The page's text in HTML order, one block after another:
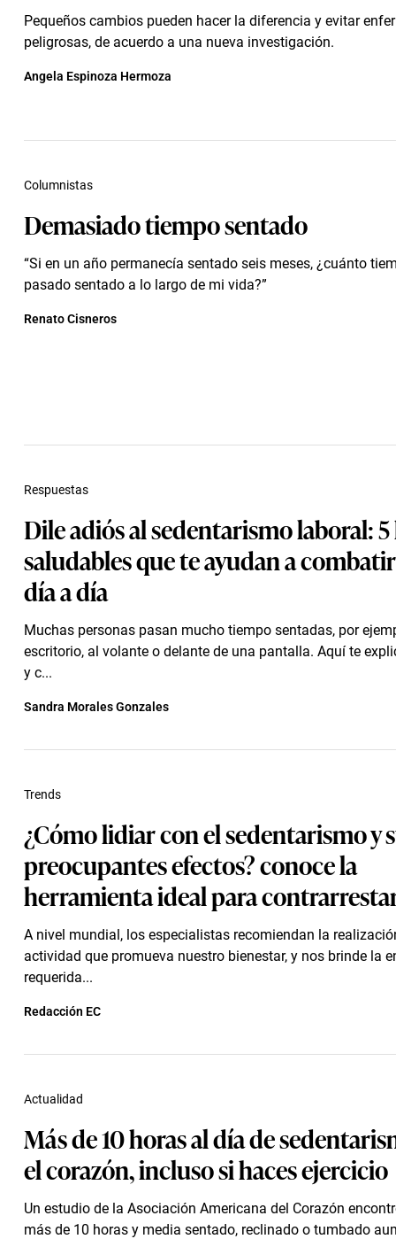
Pequeños cambios pueden hacer la diferencia y evitar
peligrosas, de acuerdo a una nueva investigación.
Angela Espinoza Hermoza
Demasiado tiempo sentado
“Si en un año permanecía sentado seis meses, ¿cuánto
pasado sentado a lo largo de mi vida?”
Columnistas
Renato Cisneros
Dile adiós al sedentarismo laboral:
saludables que te ayudan a
día a día
Muchas personas pasan mucho tiempo sentadas, por
escritorio, al volante o delante de una pantalla. Aquí te
y c...
Respuestas
Sandra Morales Gonzales
¿Cómo lidiar con el sedentarismo y
preocupantes efectos? conoce la
herramienta ideal para
A nivel mundial, los especialistas recomiendan la
actividad que promueva nuestro bienestar, y nos brinde la
requerida...
Trends
Redacción EC
Más de 10 horas al día de
el corazón, incluso si haces ejercicio
Un estudio de la Asociación Americana del Corazón
más de 10 horas y media sentado, reclinado o tumbado
Actualidad